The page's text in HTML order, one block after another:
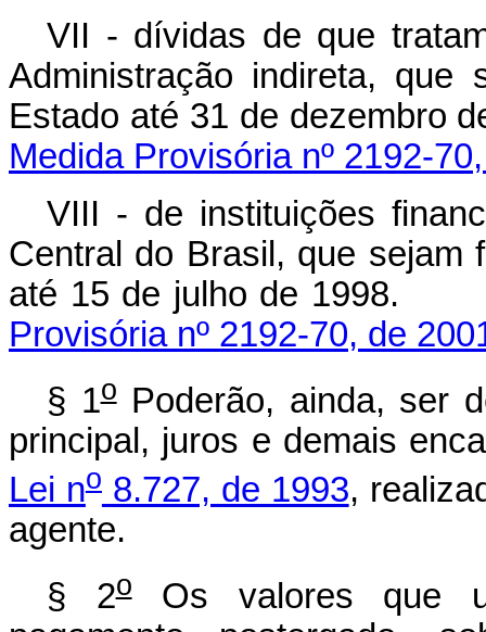
VII - dívidas de que
Administração indireta, que
Estado até 31 de
Medida Provisória nº 2192-
VIII - de instituições
Central do Brasil, que sejam
até 15 de julho
Provisória nº 2192-70, de
§ 1oPoderão, ainda, ser
principal, juros e demais
Lei no8.727, de 1993,
agente.
§ 2oOs valores que